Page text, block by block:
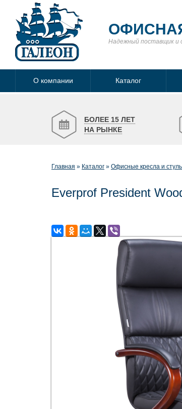
Надежный поставщик и
О компании Каталог
БОЛЕЕ 15 ЛЕТ
НА РЫНКЕ
Главная Каталог Офисные кресла и
Everprof President